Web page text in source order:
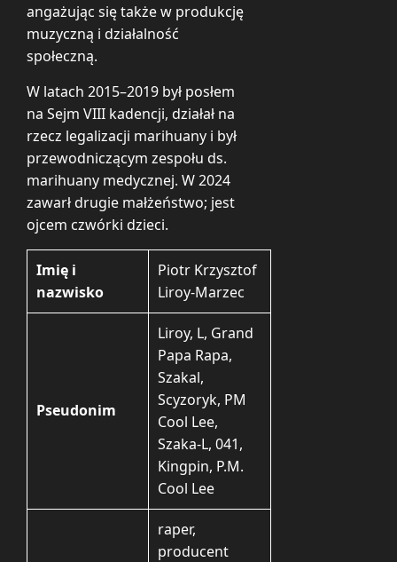
angażując się także w produkcję
muzyczną i działalność
społeczną.
W latach 2015–2019 był posłem
na Sejm VIII kadencji, działał na
rzecz legalizacji marihuany i był
przewodniczącym zespołu ds.
marihuany medycznej. W 2024
zawarł drugie małżeństwo; jest
ojcem czwórki dzieci.
Imię i
nazwisko
Piotr Krzysztof
Liroy-Marzec
Pseudonim
Liroy, L, Grand
Papa Rapa,
Szakal,
Scyzoryk, PM
Cool Lee,
Szaka-L, 041,
Kingpin, P.M.
Cool Lee
raper,
producent